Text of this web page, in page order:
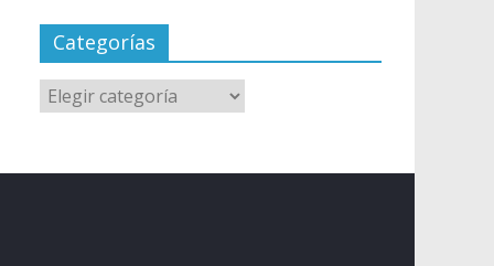
Categorías